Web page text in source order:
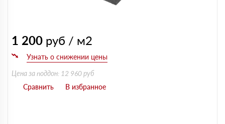
1 200 руб / м2
Цена за поддон: 12 960 руб